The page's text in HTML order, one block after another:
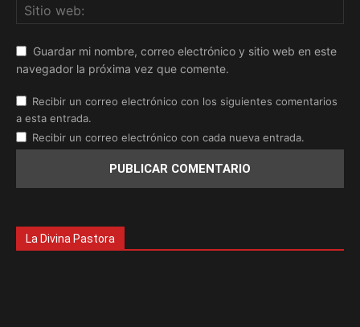
Guardar mi nombre, correo electrónico y sitio web en este
navegador la próxima vez que comente.
Recibir un correo electrónico con los siguientes comentarios
a esta entrada.
Recibir un correo electrónico con cada nueva entrada.
La Divina Pastora